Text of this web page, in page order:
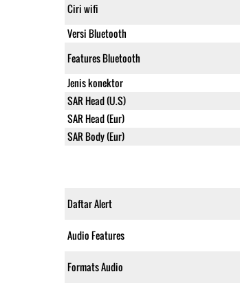
Ciri wifi
Versi Bluetooth
Features Bluetooth
Jenis konektor
SAR Head (U.S)
SAR Head (Eur)
SAR Body (Eur)
Daftar Alert
Audio Features
Formats Audio